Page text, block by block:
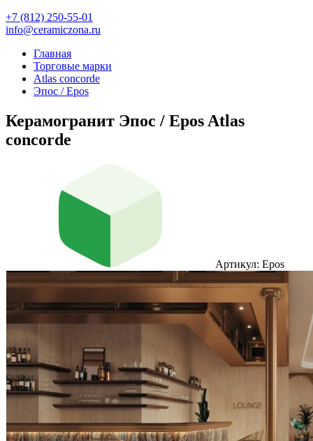
+7 (812) 250-55-01
info@ceramiczona.ru
Главная
Торговые марки
Atlas concorde
Эпос / Epos
Керамогранит Эпос / Epos Atlas
concorde
Артикул: Epos